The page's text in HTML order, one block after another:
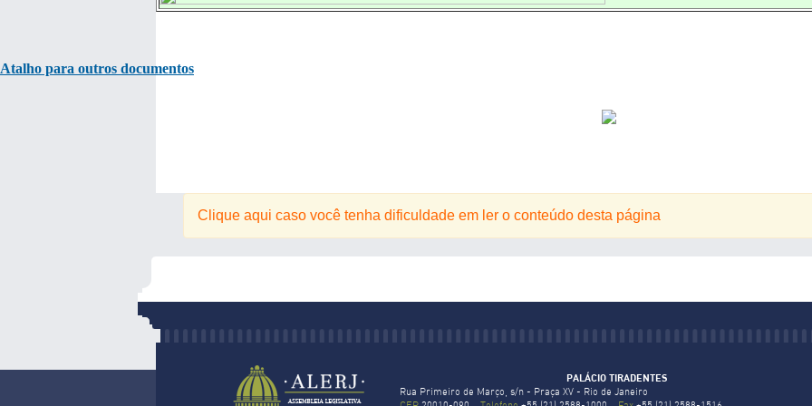
Atalho para outros documentos
Clique aqui caso você tenha dificuldade em ler o conteúdo desta página
PALÁCIO TIRADENTES
Rua Primeiro de Março, s/n - Praça XV - Rio de Janeiro